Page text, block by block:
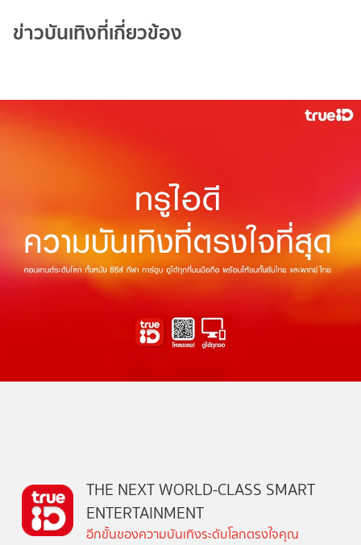
ข่าวบันเทิงที่เกี่ยวข้อง
THE NEXT WORLD-CLASS SMART
ENTERTAINMENT
อีกขั้นของความบันเทิงระดับโลกตรงใจคุณ